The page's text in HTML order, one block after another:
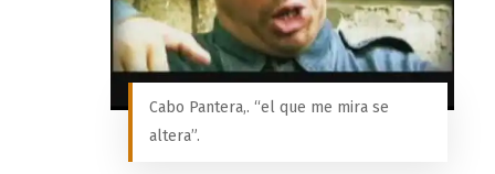
Cabo Pantera,. “el que me mira se
altera”.